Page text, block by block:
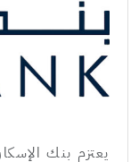
يعتزم بنك